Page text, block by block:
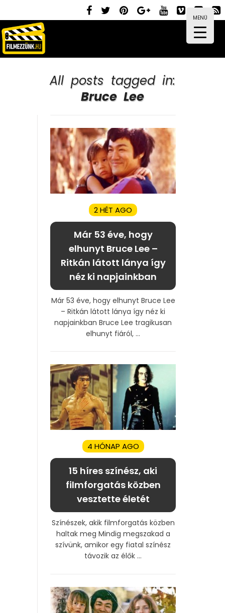
MENÜ
All posts tagged in:
Bruce Lee
2 HÉT AGO
Már 53 éve, hogy
elhunyt Bruce Lee –
Ritkán látott lánya így
néz ki napjainkban
Már 53 éve, hogy elhunyt Bruce Lee
– Ritkán látott lánya így néz ki
napjainkban Bruce Lee tragikusan
elhunyt fiáról, ...
4 HÓNAP AGO
15 híres színész, aki
filmforgatás közben
vesztette életét
Színészek, akik filmforgatás közben
haltak meg Mindig megszakad a
szívünk, amikor egy fiatal színész
távozik az élők ...